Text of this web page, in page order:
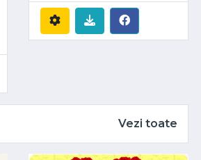
Vezi toate